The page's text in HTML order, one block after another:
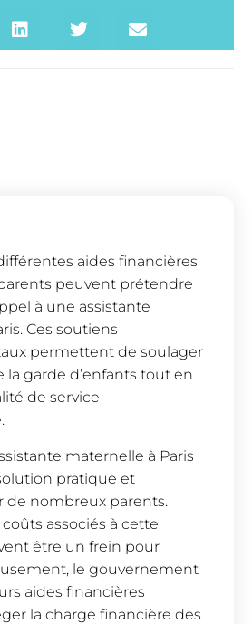
aides financières
peuvent prétendre
à une assistante
Ces soutiens
permettent de soulager
la garde d’enfants tout en
de service
maternelle à Paris
pratique et
de nombreux parents.
associés à cette
être un frein pour
le gouvernement
aides financières
la charge financière des